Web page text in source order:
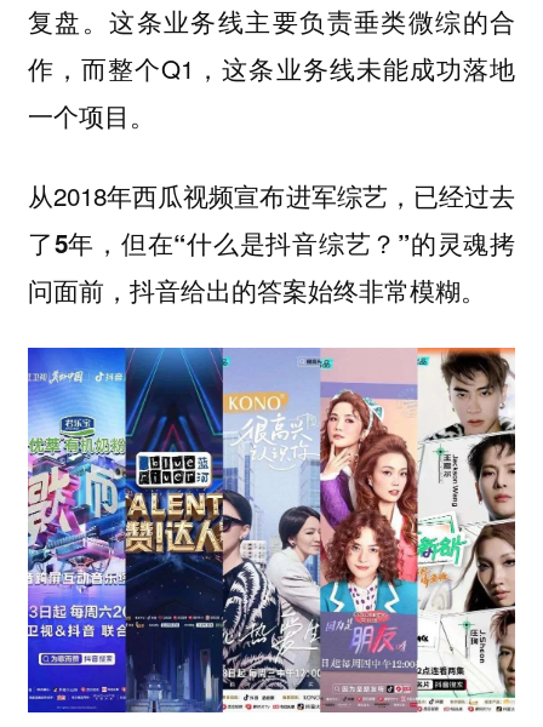
复盘。这条业务线主要负责垂类微综的合
作，而整个Q1，这条业务线未能成功落地
一个项目。
从2018年西瓜视频宣布进军综艺， 已经过去
了5年，但在“什么是抖音综艺？”的灵魂拷
问面前，抖音给出的答案始终非常模糊。